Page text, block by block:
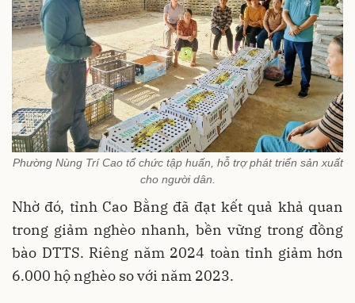
Phường Nùng Trí Cao tổ chức tập huấn, hỗ trợ phát triển sản xuất
cho người dân.
Nhờ đó, tỉnh Cao Bằng đã đạt kết quả khả quan
trong giảm nghèo nhanh, bền vững trong đồng
bào DTTS. Riêng năm 2024 toàn tỉnh giảm hơn
6.000 hộ nghèo so với năm 2023.